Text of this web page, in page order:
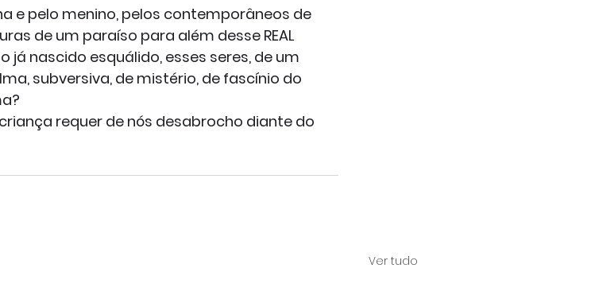
e pelo menino, pelos contemporâneos de
de um paraíso para além desse REAL
nascido esquálido, esses seres, de um
subversiva, de mistério, de fascínio do
requer de nós desabrocho diante do
Ver tudo